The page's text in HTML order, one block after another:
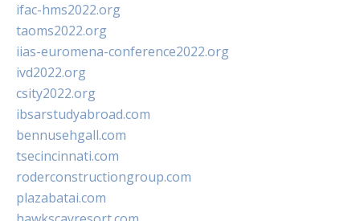
ifac-hms2022.org
taoms2022.org
iias-euromena-conference2022.org
ivd2022.org
csity2022.org
ibsarstudyabroad.com
bennusehgall.com
tsecincinnati.com
roderconstructiongroup.com
plazabatai.com